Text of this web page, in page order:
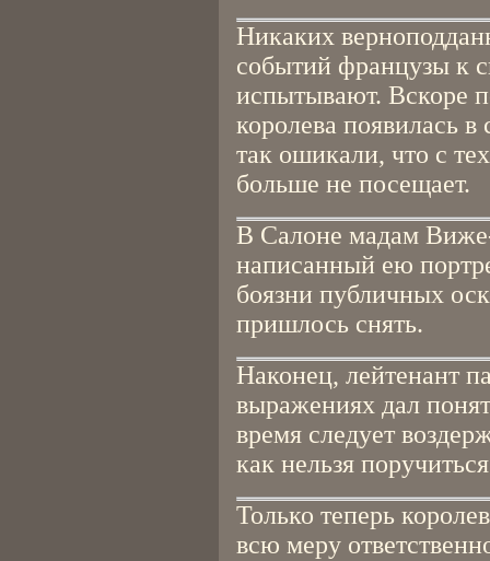
Никаких
событий французы к
испытывают. Вскоре
королева появилась в
так ошикали, что с
больше не посещает.
В Салоне мадам
написанный ею
боязни публичных
пришлось снять.
Наконец, лейтенант
выражениях дал
время следует
как нельзя
Только теперь
всю меру